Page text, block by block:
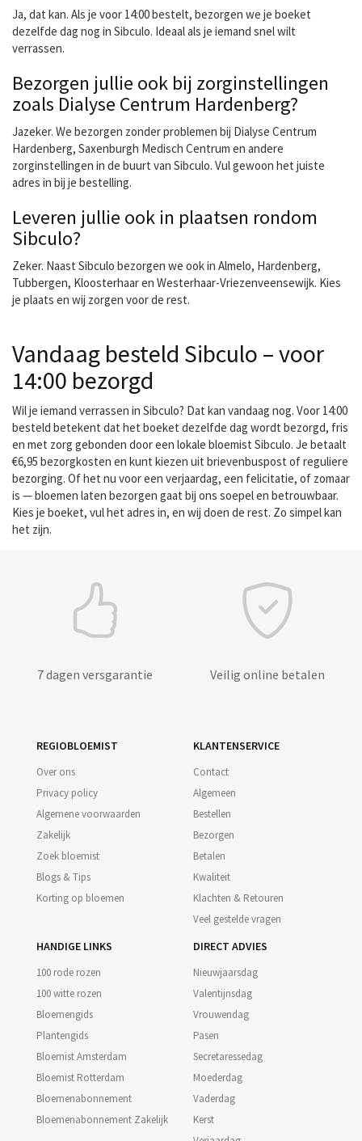
Ja, dat kan. Als je voor 14:00 bestelt, bezorgen we je boeket
dezelfde dag nog in Sibculo. Ideaal als je iemand snel wilt
verrassen.
Bezorgen jullie ook bij zorginstellingen
zoals Dialyse Centrum Hardenberg?
Jazeker. We bezorgen zonder problemen bij Dialyse Centrum
Hardenberg, Saxenburgh Medisch Centrum en andere
zorginstellingen in de buurt van Sibculo. Vul gewoon het juiste
adres in bij je bestelling.
Leveren jullie ook in plaatsen rondom
Sibculo?
Zeker. Naast Sibculo bezorgen we ook in Almelo, Hardenberg,
Tubbergen, Kloosterhaar en Westerhaar-Vriezenveensewijk. Kies
je plaats en wij zorgen voor de rest.
Vandaag besteld Sibculo – voor
14:00 bezorgd
Wil je iemand verrassen in Sibculo? Dat kan vandaag nog. Voor 14:00
besteld betekent dat het boeket dezelfde dag wordt bezorgd, fris
en met zorg gebonden door een lokale bloemist Sibculo. Je betaalt
€6,95 bezorgkosten en kunt kiezen uit brievenbuspost of reguliere
bezorging. Of het nu voor een verjaardag, een felicitatie, of zomaar
is — bloemen laten bezorgen gaat bij ons soepel en betrouwbaar.
Kies je boeket, vul het adres in, en wij doen de rest. Zo simpel kan
het zijn.
7 dagen versgarantie Veilig online betalen
REGIOBLOEMIST
Over ons
Privacy policy
Algemene voorwaarden
Zakelijk
Zoek bloemist
Blogs & Tips
Korting op bloemen
KLANTENSERVICE
Contact
Algemeen
Bestellen
Bezorgen
Betalen
Kwaliteit
Klachten & Retouren
Veel gestelde vragen
HANDIGE LINKS
100 rode rozen
100 witte rozen
Bloemengids
Plantengids
Bloemist Amsterdam
Bloemist Rotterdam
Bloemenabonnement
Bloemenabonnement Zakelijk
DIRECT ADVIES
Nieuwjaarsdag
Valentijnsdag
Vrouwendag
Pasen
Secretaressedag
Moederdag
Vaderdag
Kerst